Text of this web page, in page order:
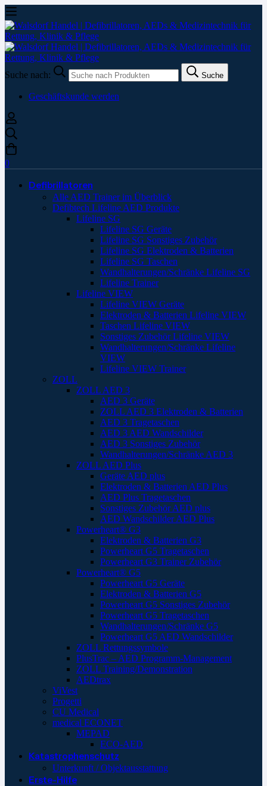
Suche nach: Suche
Geschäftskunde werden
0
Defibrillatoren
Alle AED Trainer im Überblick
Defibtech Lifeline AED Produkte
Lifeline SG
Lifeline SG Geräte
Lifeline SG Sonstiges Zubehör
Lifeline SG Elektroden & Batterien
Lifeline SG Taschen
Wandhalterungen/Schränke Lifeline SG
Lifeline Trainer
Lifeline VIEW
Lifeline VIEW Geräte
Elektroden & Batterien Lifeline VIEW
Taschen Lifeline VIEW
Sonstiges Zubehör Lifeline VIEW
Wandhalterungen/Schränke Lifeline
VIEW
Lifeline VIEW Trainer
ZOLL
ZOLL AED 3
AED 3 Geräte
ZOLL AED 3 Elektroden & Batterien
AED 3 Tragetaschen
AED 3 AED Wandschilder
AED 3 Sonstiges Zubehör
Wandhalterungen/Schränke AED 3
ZOLL AED Plus
Geräte AED plus
Elektroden & Batterien AED Plus
AED Plus Tragetaschen
Sonstiges Zubehör AED plus
AED Wandschilder AED Plus
Powerheart® G3
Elektroden & Batterien G3
Powerheart G5 Tragetaschen
Powerheart G3 Trainer Zubehör
Powerheart® G5
Powerheart G5 Geräte
Elektroden & Batterien G5
Powerheart G5 Sonstiges Zubehör
Powerheart G5 Tragetaschen
Wandhalterungen/Schränke G5
Powerheart G5 AED Wandschilder
ZOLL Rettungssymbole
PlusTrac – AED Programm-Management
ZOLL Training/Demonstration
AEDtrax
ViVest
Progetti
CU Medical
medical ECONET
MEPAD
ECO-AED
Katastrophenschutz
Unterkunft / Objektausstattung
Erste-Hilfe